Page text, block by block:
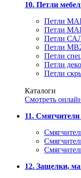
10. Петли
Петли
Петли
Петли
Петли
Петли
Петли
Петли
Каталоги
Смотреть
11. Смягчители
12. Защелки,